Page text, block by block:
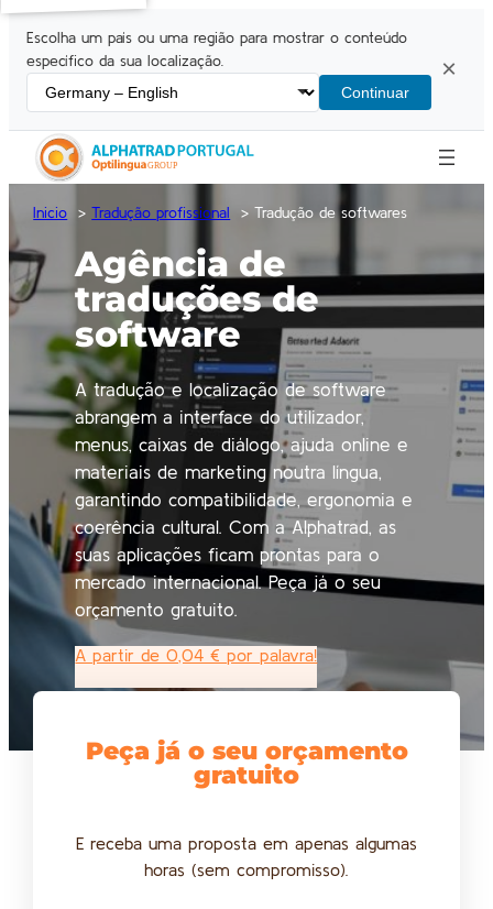
Escolha um país ou uma região para mostrar o conteúdo
específico da sua localização.
Continuar
×
Inicio Tradução profissional Tradução de softwares
Agência de
traduções de
software
A tradução e localização de software
abrangem a interface do utilizador,
menus, caixas de diálogo, ajuda online e
materiais de marketing noutra língua,
garantindo compatibilidade, ergonomia e
coerência cultural. Com a Alphatrad, as
suas aplicações ficam prontas para o
mercado internacional. Peça já o seu
orçamento gratuito.
A partir de 0,04 € por palavra!
Peça já o seu orçamento
gratuito
E receba uma proposta em apenas algumas
horas (sem compromisso).